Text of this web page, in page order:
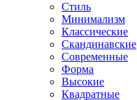
Стиль
Минимализм
Классические
Скандинавские
Современные
Форма
Высокие
Квадратные